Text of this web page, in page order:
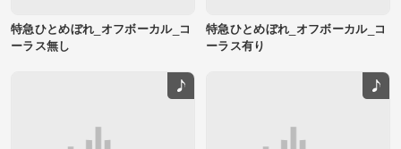
特急ひとめぼれ_オフボーカル_コ
ーラス無し
特急ひとめぼれ_オフボーカル_コ
ーラス有り